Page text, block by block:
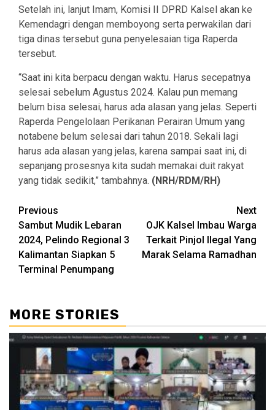
Setelah ini, lanjut Imam, Komisi II DPRD Kalsel akan ke
Kemendagri dengan memboyong serta perwakilan dari
tiga dinas tersebut guna penyelesaian tiga Raperda
tersebut.
“Saat ini kita berpacu dengan waktu. Harus secepatnya
selesai sebelum Agustus 2024. Kalau pun memang
belum bisa selesai, harus ada alasan yang jelas. Seperti
Raperda Pengelolaan Perikanan Perairan Umum yang
notabene belum selesai dari tahun 2018. Sekali lagi
harus ada alasan yang jelas, karena sampai saat ini, di
sepanjang prosesnya kita sudah memakai duit rakyat
yang tidak sedikit,” tambahnya. (NRH/RDM/RH)
Continue
Reading
Previous
Sambut Mudik Lebaran
2024, Pelindo Regional 3
Kalimantan Siapkan 5
Terminal Penumpang
Next
OJK Kalsel Imbau Warga
Terkait Pinjol Ilegal Yang
Marak Selama Ramadhan
MORE STORIES